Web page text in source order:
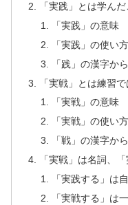
「実践」とは学ん
「実践」の意味
「実践」の使い
「践」の漢字か
「実戦」とは練習
「実戦」の意味
「実戦」の使い
「戦」の漢字か
「実戦」は名詞、
「実践する」は
「実戦する」は